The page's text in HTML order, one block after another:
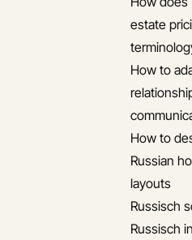
estate
How to
How to
Russian
layouts
Russisch
Russisch